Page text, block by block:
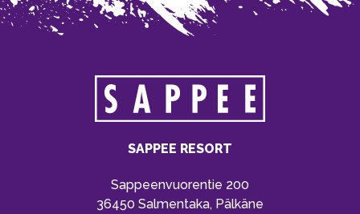
SAPPEE RESORT
Sappeenvuorentie 200
36450 Salmentaka, Pälkäne